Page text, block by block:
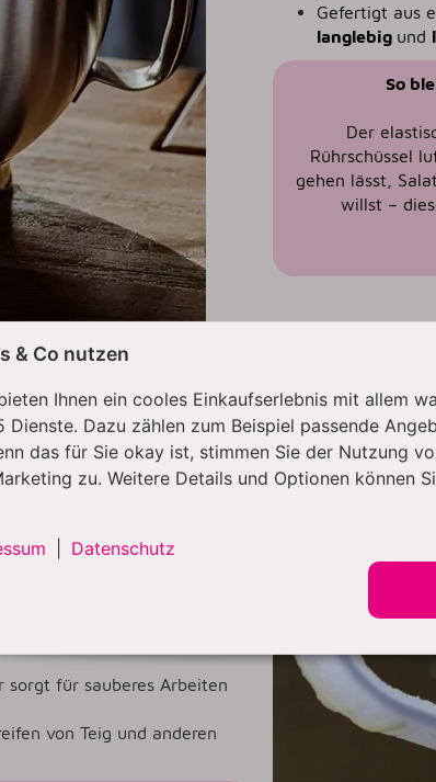
Gefertigt aus
langlebig und
So
Der
Rührschüssel
gehen lässt,
willst –
Kniff!
Helfer in der Küche –
Damit hat er
dem Edelstahlkern bietet
praktisch:
deiner
oder Knethaken – schnell
sorgt für sauberes Arbeiten
von Teig und anderen
& Co nutzen
Ihnen ein cooles Einkaufserlebnis mit allem
Dienste. Dazu zählen zum Beispiel passende
das für Sie okay ist, stimmen Sie der Nutzung
zu. Weitere Details und Optionen können
Datenschutz